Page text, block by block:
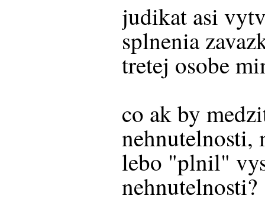
judikat asi
splnenia
tretej osobe
co ak by
nehnutelnosti,
lebo "plnil"
nehnutelnosti?